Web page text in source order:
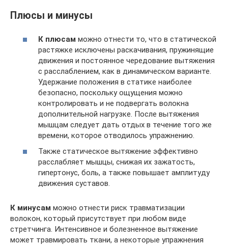
Плюсы и минусы
К плюсам можно отнести то, что в статической
растяжке исключены раскачивания, пружинящие
движения и постоянное чередование вытяжения
с расслаблением, как в динамическом варианте.
Удержание положения в статике наиболее
безопасно, поскольку ощущения можно
контролировать и не подвергать волокна
дополнительной нагрузке. После вытяжения
мышцам следует дать отдых в течение того же
времени, которое отводилось упражнению.
Также статическое вытяжение эффективно
расслабляет мышцы, снижая их зажатость,
гипертонус, боль, а также повышает амплитуду
движения суставов.
К минусам можно отнести риск травматизации
волокон, который присутствует при любом виде
стретчинга. Интенсивное и болезненное вытяжение
может травмировать ткани, а некоторые упражнения